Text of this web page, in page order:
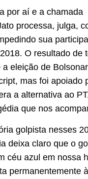
por aí e a chamada
processa, julga,
sua
O resultado de
eleição de
mas foi apoiado
a alternativa ao
que nos
golpista nesses
deixa claro que o
céu azul em nossa
permanentemente à